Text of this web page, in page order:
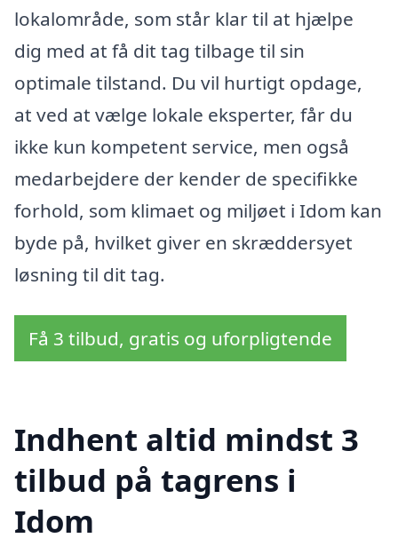
lokalområde, som står klar til at hjælpe
dig med at få dit tag tilbage til sin
optimale tilstand. Du vil hurtigt opdage,
at ved at vælge lokale eksperter, får du
ikke kun kompetent service, men også
medarbejdere der kender de specifikke
forhold, som klimaet og miljøet i Idom kan
byde på, hvilket giver en skræddersyet
løsning til dit tag.
Få 3 tilbud, gratis og uforpligtende
Indhent altid mindst 3
tilbud på tagrens i
Idom